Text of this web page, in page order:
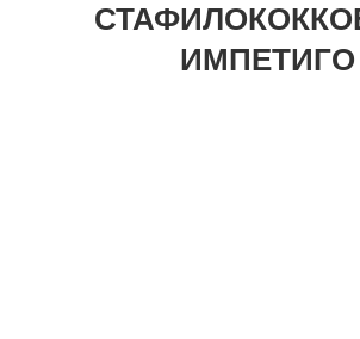
ИМПЕТИГО